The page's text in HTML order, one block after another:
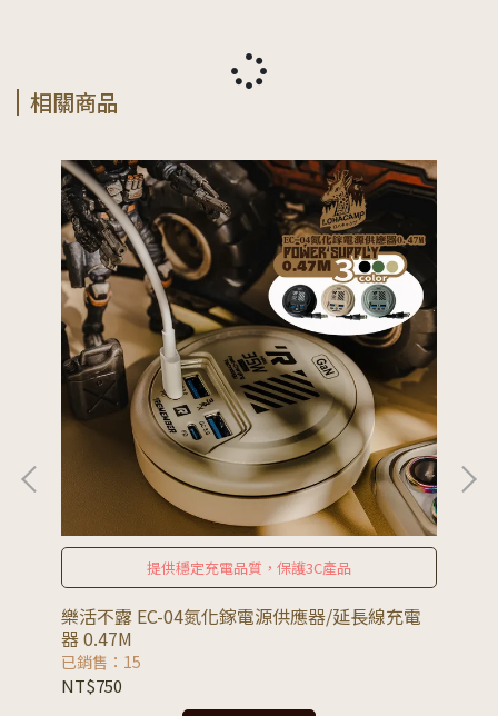
相關商品
提供穩定充電品質，保護3C產品
樂活不露 EC-04氮化鎵電源供應器/延長線充電
器 0.47M
已銷售：15
NT$750